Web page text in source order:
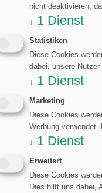
nicht deaktivieren,
↓ 1 Dienst
Statistiken
Diese Cookies
dabei, unsere
↓ 1 Dienst
Marketing
Diese Cookies
Werbung
↓ 1 Dienst
Erweitert
Diese Cookies
Dies hilft uns dabei,